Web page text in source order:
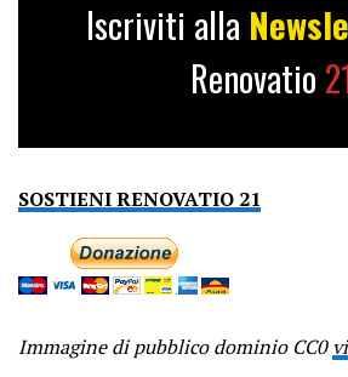
Iscriviti alla
Renovatio
SOSTIENI RENOVATIO 21
Immagine di pubblico dominio CC0